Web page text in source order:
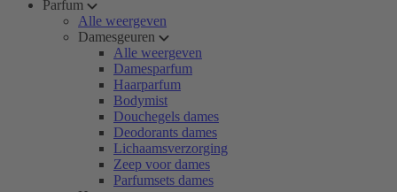
Parfum
Alle weergeven
Damesgeuren
Alle weergeven
Damesparfum
Haarparfum
Bodymist
Douchegels dames
Deodorants dames
Lichaamsverzorging
Zeep voor dames
Parfumsets dames